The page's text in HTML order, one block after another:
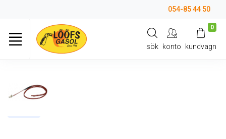
054-85 44 50
sök konto
0
kundvagn